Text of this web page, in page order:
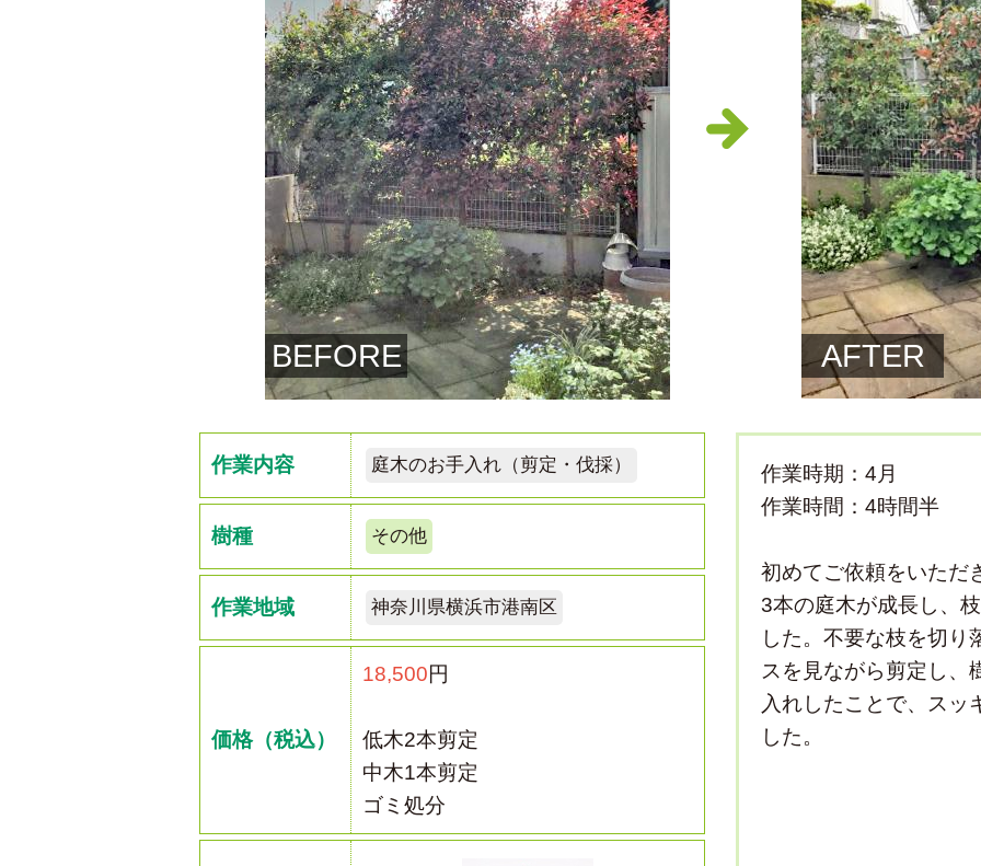
BEFORE AFTER
作業内容 庭木のお手入れ（剪定・伐採）
樹種 その他
作業地域 神奈川県横浜市港南区
価格（税込）
18,500円
低木2本剪定
中木1本剪定
ゴミ処分
作業時期：4月
作業時間：4時間半
初めてご依頼をいただ
3本の庭木が成長し、
した。不要な枝を切り
スを見ながら剪定し、
入れしたことで、スッ
した。